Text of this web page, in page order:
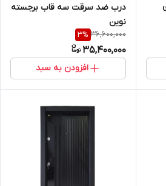
درب ضد سرقت سه قاب برجسته
نوین
36,600,000
3%
35,400,000
افزودن به سبد